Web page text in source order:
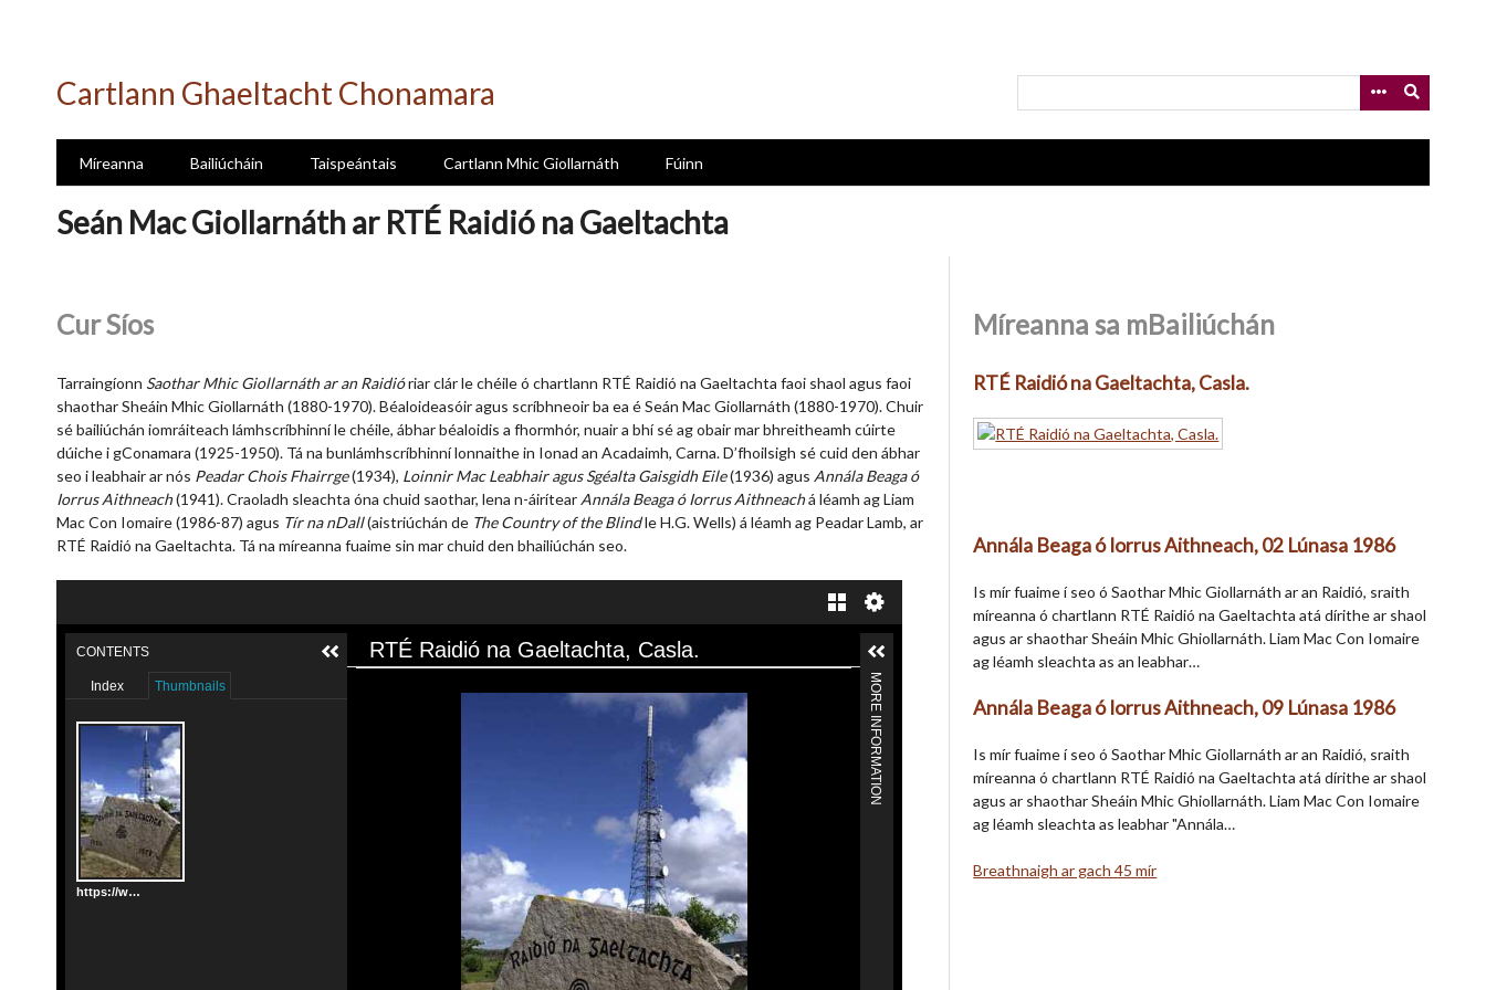
Cartlann Ghaeltacht Chonamara
Míreanna Bailiúcháin Taispeántais Cartlann Mhic Giollarnáth Fúinn
Seán Mac Giollarnáth ar RTÉ Raidió na Gaeltachta
Cur Síos
Tarraingíonn Saothar Mhic Giollarnáth ar an Raidióriar clár le chéile ó chartlann RTÉ Raidió na Gaeltachta faoi shaol agus faoi
shaothar Sheáin Mhic Giollarnáth (1880-1970). Béaloideasóir agus scríbhneoir ba ea é Seán Mac Giollarnáth (1880-1970). Chuir
sé bailiúchán iomráiteach lámhscríbhinní le chéile, ábhar béaloidis a fhormhór, nuair a bhí sé ag obair mar bhreitheamh cúirte
dúiche i gConamara (1925-1950). Tá na bunlámhscríbhinní lonnaithe in Ionad an Acadaimh, Carna. D’fhoilsigh sé cuid den ábhar
seo i leabhair ar nós Peadar Chois Fhairrge(1934), Loinnir Mac Leabhair agus Sgéalta Gaisgidh Eile(1936) agus Annála Beaga ó
Iorrus Aithneach(1941). Craoladh sleachta óna chuid saothar, lena n-áirítear Annála Beaga ó Iorrus Aithneachá léamh ag Liam
Mac Con Iomaire (1986-87) agus Tír na nDall(aistriúchán de The Country of the Blindle H.G. Wells) á léamh ag Peadar Lamb, ar
RTÉ Raidió na Gaeltachta. Tá na míreanna fuaime sin mar chuid den bhailiúchán seo.
RTÉ Raidió na Gaeltachta, Casla.
CONTENTS
Index Thumbnails
https://www.cartlann.ie/files/original/93d8816c92c04b9935f2ddb4843b588c.jpg
MORE INFORMATION
Míreanna sa mBailiúchán
RTÉ Raidió na Gaeltachta, Casla.
Annála Beaga ó Iorrus Aithneach, 02 Lúnasa 1986
Is mír fuaime í seo ó Saothar Mhic Giollarnáth ar an Raidió, sraith
míreanna ó chartlann RTÉ Raidió na Gaeltachta atá dírithe ar shaol
agus ar shaothar Sheáin Mhic Ghiollarnáth. Liam Mac Con Iomaire
ag léamh sleachta as an leabhar…
Annála Beaga ó Iorrus Aithneach, 09 Lúnasa 1986
Is mír fuaime í seo ó Saothar Mhic Giollarnáth ar an Raidió, sraith
míreanna ó chartlann RTÉ Raidió na Gaeltachta atá dírithe ar shaol
agus ar shaothar Sheáin Mhic Ghiollarnáth. Liam Mac Con Iomaire
ag léamh sleachta as leabhar "Annála…
Breathnaigh ar gach 45 mír